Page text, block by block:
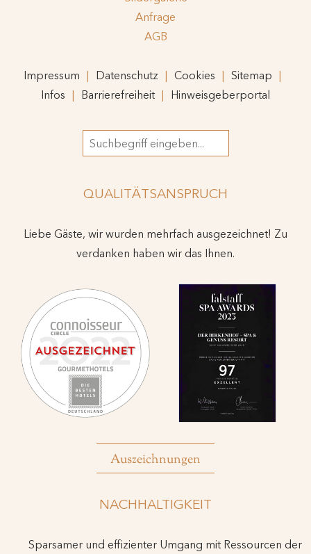
Anfrage
AGB
Impressum Datenschutz Cookies
Sitemap
Infos
Barrierefreiheit Hinweisgeberportal
Suchbegriff
QUALITÄTSANSPRUCH
Liebe Gäste, wir wurden mehrfach ausgezeichnet! Zu
verdanken haben wir das Ihnen.
Auszeichnungen
NACHHALTIGKEIT
Sparsamer und effizienter Umgang mit Ressourcen der